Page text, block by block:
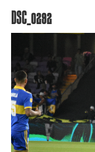
DSC_0292